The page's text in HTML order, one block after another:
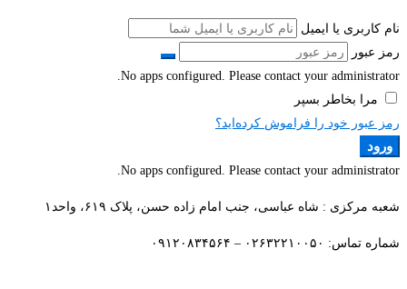
نام کاربری یا ایمیل
رمز عبور
No apps configured. Please contact your administrator.
مرا بخاطر بسپر
رمز عبور خود را فراموش کرده‌اید؟
ورود
No apps configured. Please contact your administrator.
شعبه مرکزی : شاه عباسی، جنب امام زاده حسن، پلاک ۶۱۹، واحد۱​
شماره تماس: ۰۲۶۳۲۲۱۰۰۵۰ – ۰۹۱۲۰۸۳۴۵۶۴